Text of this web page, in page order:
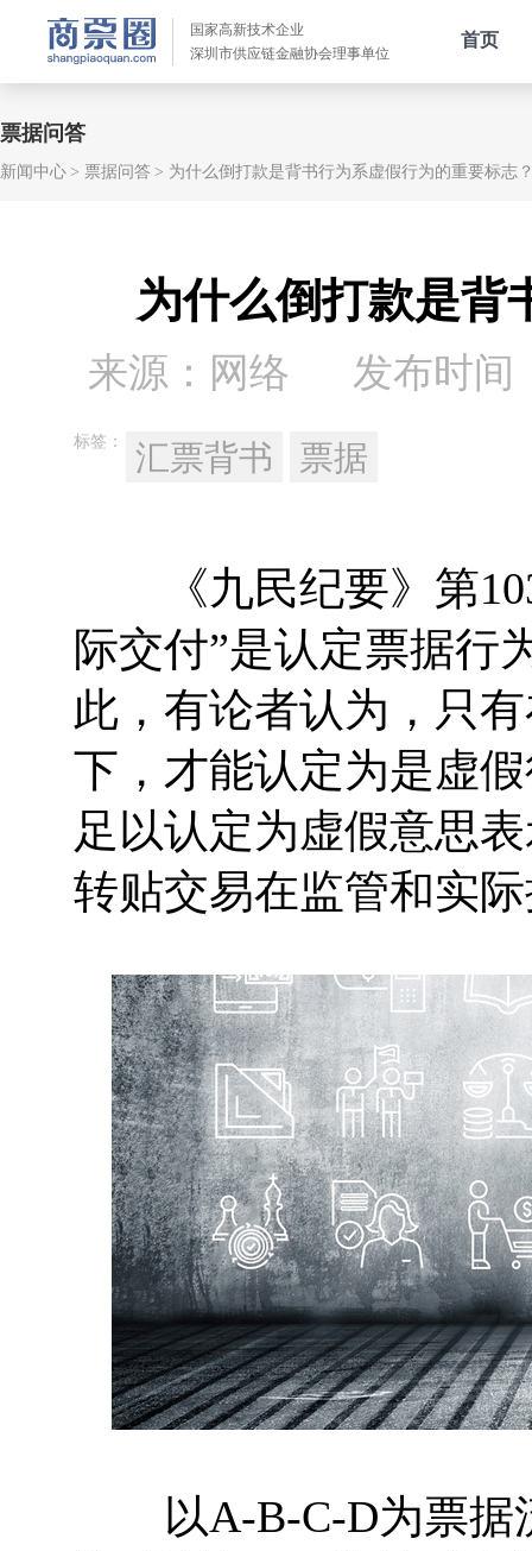
国家高新技术企业
深圳市供应链金融协会理事单位
首页
票据问答
新闻中心 票据问答 为什么倒打款是背书行为系虚假行为的重要标志
为什么倒打款是背
来源：网络 发布时间
标签： 汇票背书 票据
《九民纪要》第103
际交付”是认定票据行
此，有论者认为，只
下，才能认定为是虚
足以认定为虚假意思
转贴交易在监管和实
以A-B-C-D为票据